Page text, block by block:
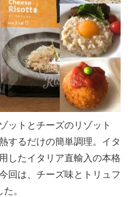
ットとチーズのリゾット
するだけの簡単調理。イタ
したイタリア直輸入の本格
回は、チーズ味とトリュフ
。